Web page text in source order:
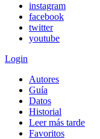
instagram
facebook
twitter
youtube
Login
Autores
Guía
Datos
Historial
Leer más tarde
Favoritos